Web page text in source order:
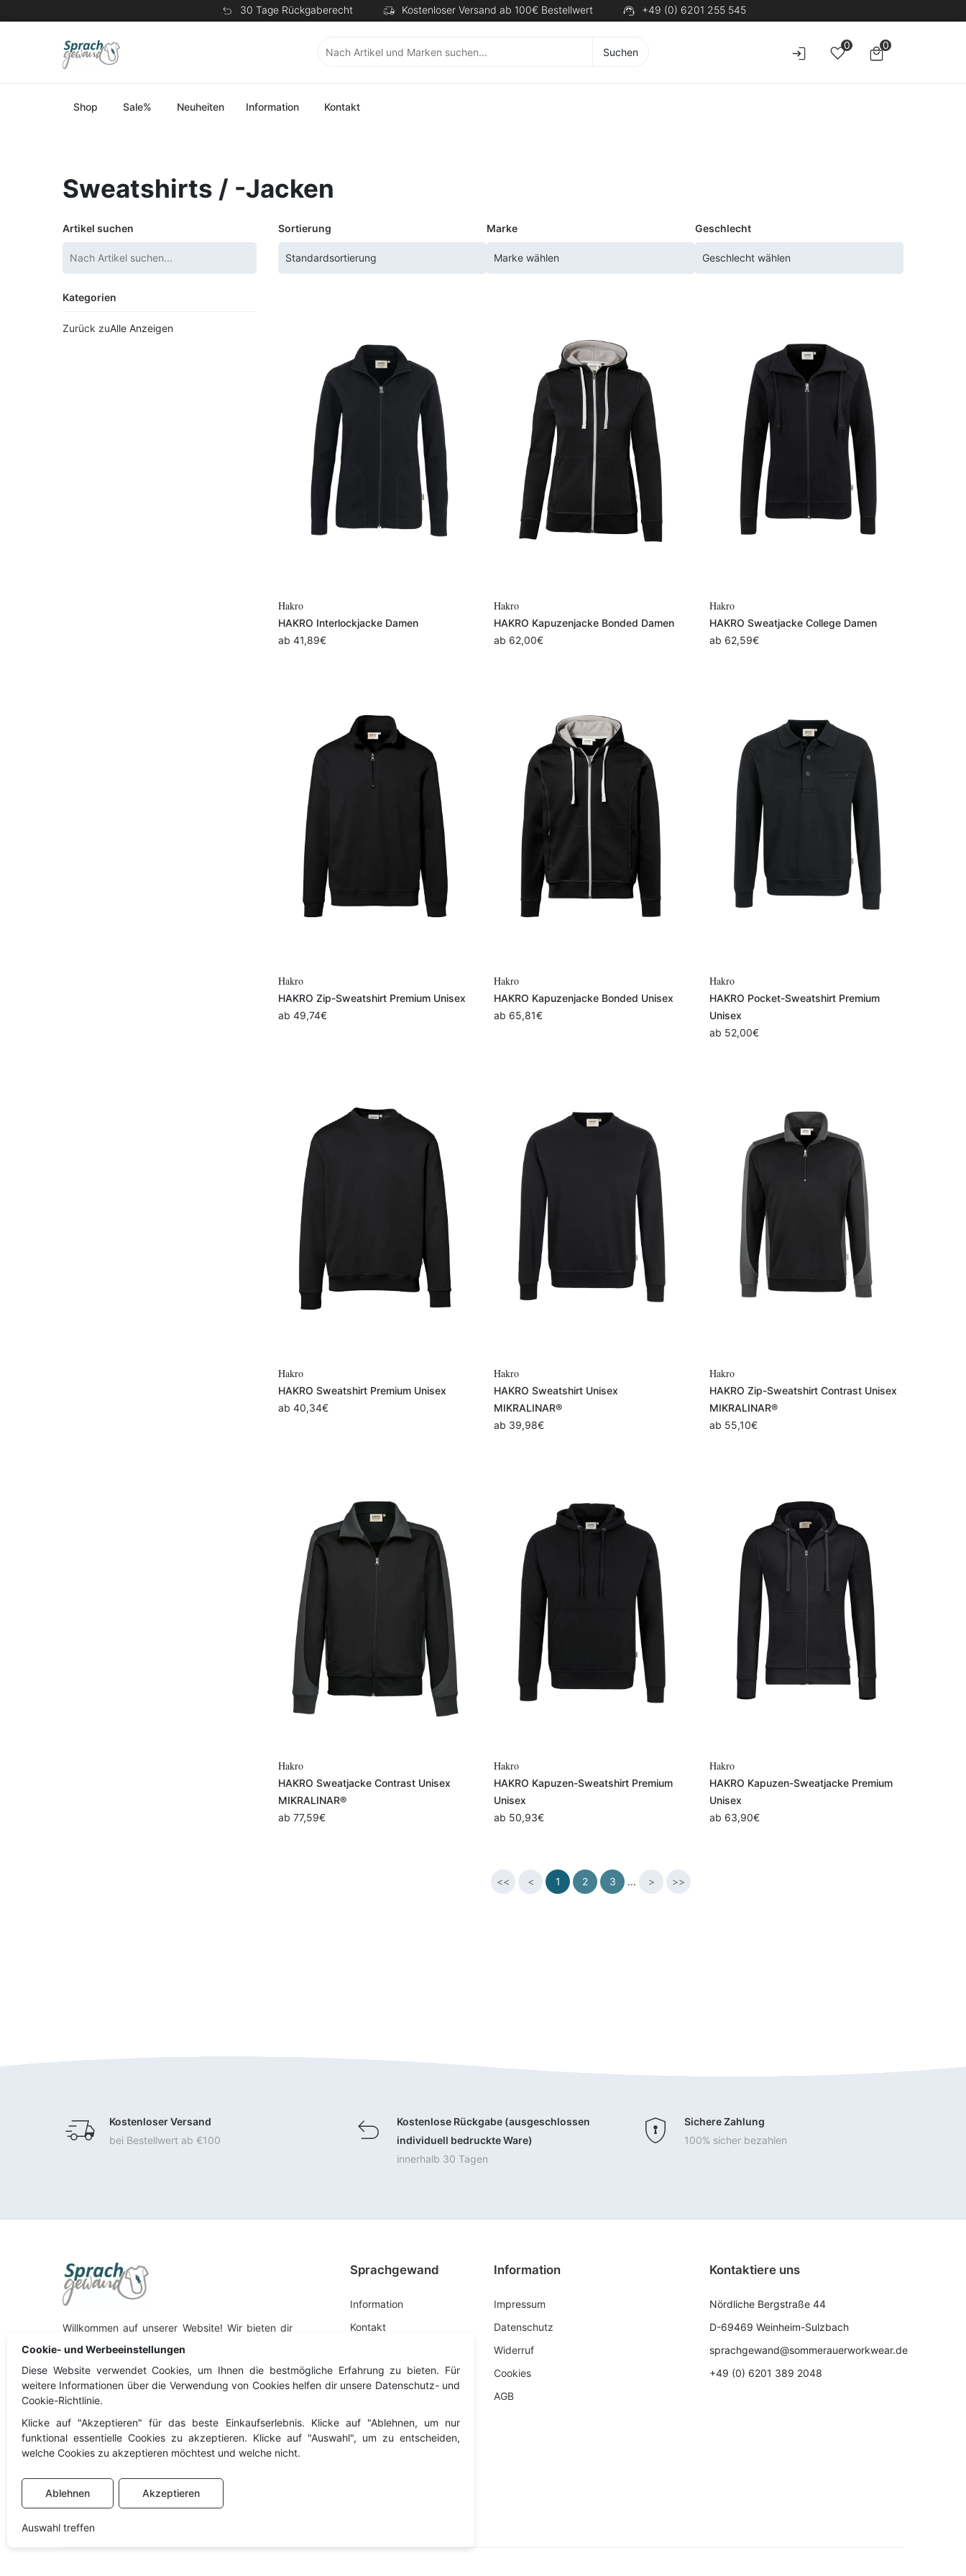
Cookie- und Werbeeinstellungen
Diese Website verwendet Cookies, um Ihnen die bestmögliche Erfahrung zu bieten. Für
weitere Informationen über die Verwendung von Cookies helfen dir unsere Datenschutz- und
Cookie-Richtlinie.
Klicke auf "Akzeptieren" für das beste Einkaufserlebnis. Klicke auf "Ablehnen, um nur
funktional essentielle Cookies zu akzeptieren. Klicke auf "Auswahl", um zu entscheiden,
welche Cookies zu akzeptieren möchtest und welche nicht.
Ablehnen Akzeptieren
Auswahl treffen
30 Tage Rückgaberecht Kostenloser Versand ab 100€ Bestellwert +49 (0) 6201 255 545
Suchen
0 0
Shop Sale% Neuheiten Information Kontakt
Sweatshirts / -Jacken
Artikel suchen
Kategorien
Alle Anzeigen
Sortierung Marke Geschlecht
Hakro
HAKRO Interlockjacke Damen
ab 41,89€
Hakro
HAKRO Kapuzenjacke Bonded Damen
ab 62,00€
Hakro
HAKRO Sweatjacke College Damen
ab 62,59€
Hakro
HAKRO Zip-Sweatshirt Premium Unisex
ab 49,74€
Hakro
HAKRO Kapuzenjacke Bonded Unisex
ab 65,81€
Hakro
HAKRO Pocket-Sweatshirt Premium
Unisex
ab 52,00€
Hakro
HAKRO Sweatshirt Premium Unisex
ab 40,34€
Hakro
HAKRO Sweatshirt Unisex
MIKRALINAR®
ab 39,98€
Hakro
HAKRO Zip-Sweatshirt Contrast Unisex
MIKRALINAR®
ab 55,10€
Hakro
HAKRO Sweatjacke Contrast Unisex
MIKRALINAR®
ab 77,59€
Hakro
HAKRO Kapuzen-Sweatshirt Premium
Unisex
ab 50,93€
Hakro
HAKRO Kapuzen-Sweatjacke Premium
Unisex
ab 63,90€
<< < 1 2 3 ... > >>
Kostenloser Versand
bei Bestellwert ab €100
Kostenlose Rückgabe (ausgeschlossen
individuell bedruckte Ware)
innerhalb 30 Tagen
Sichere Zahlung
100% sicher bezahlen
Willkommen auf unserer Website! Wir bieten dir
eine riesige Auswahl an bereits bedruckten T-
Shirts, Pullover und vieles mehr. Oder du wählst
aus unserem Sortiment einfach deinen
Wunschartikel aus, der nur auf deine
Personalisierung wartet. Viel Spaß beim stöbern!
Besuche auch unseren Partnershop
Sommerauer Workwear!
Sommerauer Workwear
Sprachgewand
Information
Kontakt
Information
Impressum
Datenschutz
Widerruf
Cookies
AGB
Kontaktiere uns
Nördliche Bergstraße 44
D-69469 Weinheim-Sulzbach
sprachgewand@sommerauerworkwear.de
+49 (0) 6201 389 2048